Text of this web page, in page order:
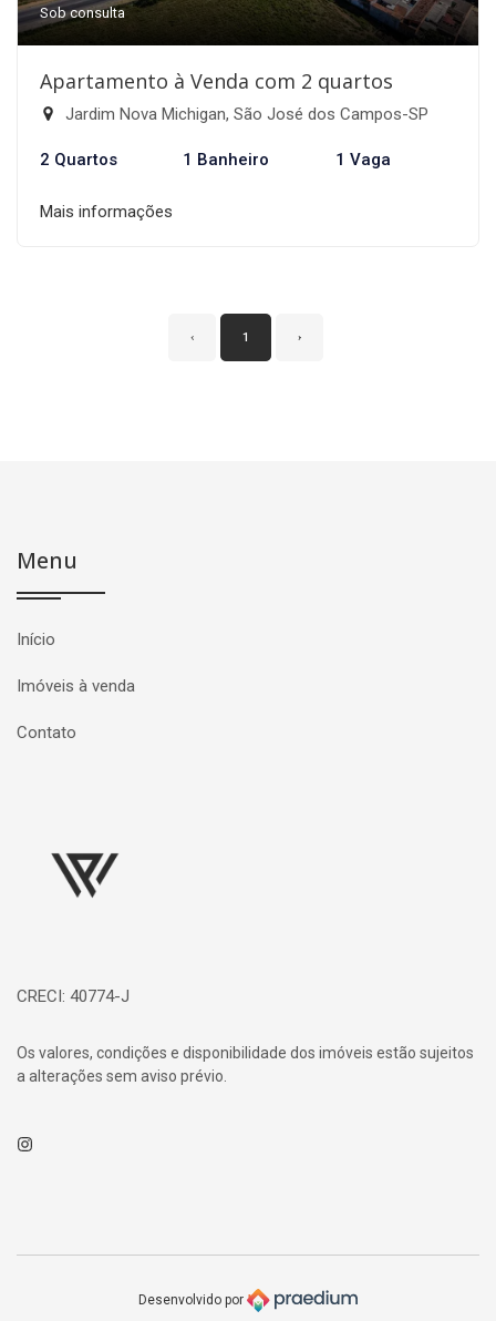
Sob consulta
Apartamento à Venda com 2 quartos
Jardim Nova Michigan, São José dos Campos-SP
2 Quartos 1 Banheiro 1 Vaga
Mais informações
‹ 1 ›
Menu
Início
Imóveis à venda
Contato
CRECI: 40774-J
Os valores, condições e disponibilidade dos imóveis estão sujeitos
a alterações sem aviso prévio.
Instagram
Desenvolvido por